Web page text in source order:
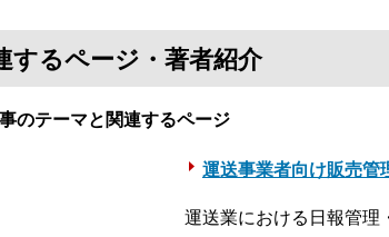
するページ・著者紹介
のテーマと関連するページ
運送事業者向け販売
運送業における日報管理